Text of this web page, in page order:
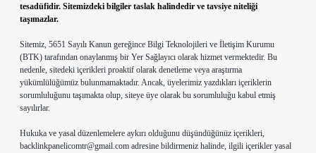
tesadüfidir. Sitemizdeki bilgiler taslak halindedir ve tavsiye niteliği
taşımazlar.
Sitemiz, 5651 Sayılı Kanun gereğince Bilgi Teknolojileri ve İletişim Kurumu
(BTK) tarafından onaylanmış bir Yer Sağlayıcı olarak hizmet vermektedir. Bu
nedenle, sitedeki içerikleri proaktif olarak denetleme veya araştırma
yükümlülüğümüz bulunmamaktadır. Ancak, üyelerimiz yazdıkları içeriklerin
sorumluluğunu taşımakta olup, siteye üye olarak bu sorumluluğu kabul etmiş
sayılırlar.
Hukuka ve yasal düzenlemelere aykırı olduğunu düşündüğünüz içerikleri,
backlinkpanelicomtr@gmail.com adresine bildirmeniz halinde, ilgili içerikler yasal